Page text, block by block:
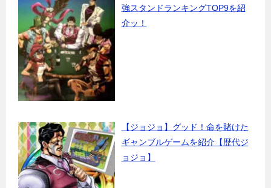
強スタンドランキングTOP9を紹
介ッ！
【ジョジョ】グッド！命を賭けた
ギャンブルゲームを紹介【歴代ジ
ョジョ】